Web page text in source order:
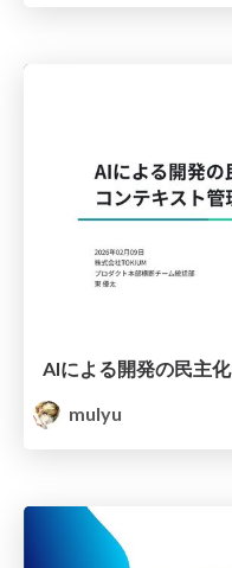
mulyu